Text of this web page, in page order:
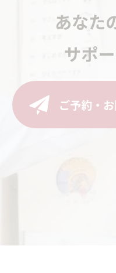
あなた
サポ
ご予約・